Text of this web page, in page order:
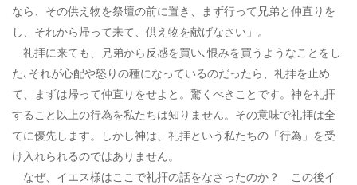
なら、その供え物を祭壇の前に置き、まず行って兄弟と仲直りを
し、それから帰って来て、供え物を献げなさい」。
礼拝に来ても、兄弟から反感を買い､恨みを買うようなことをし
た､それが心配や怒りの種になっているのだったら、礼拝を止め
て、まずは帰って仲直りをせよと。驚くべきことです。神を礼拝
すること以上の行為を私たちは知りません。その意味で礼拝は全
てに優先します。しかし神は、礼拝という私たちの「行為」を受
け入れられるのではありません。
なぜ、イエス様はここで礼拝の話をなさったのか？ この後イ